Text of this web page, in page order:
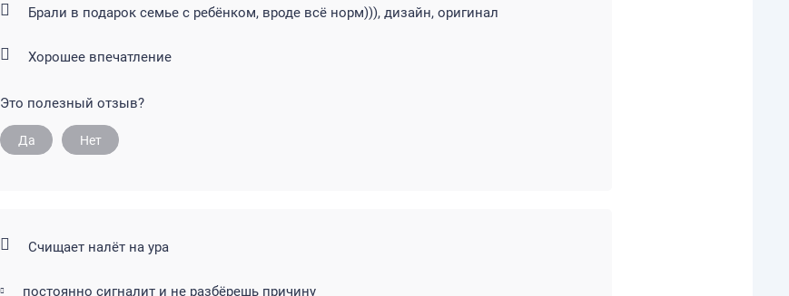
Брали в подарок семье с ребёнком, вроде всё норм))), дизайн, оригинал
Хорошее впечатление
Это полезный отзыв?
Да Нет
Счищает налёт на ура
постоянно сигналит и не разбёрешь причину